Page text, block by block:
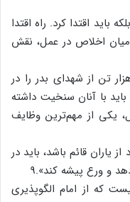
باید اقتدا کرد. راه اقتدا
اخلاص در عمل، نقش
تن از شهدای بدر را در
با آنان سنخیت داشته
یکی از مهم‌ترین وظایف
قائم باشد، باید در
و ورع پیشه کند».9
که از امام الگوپذیری